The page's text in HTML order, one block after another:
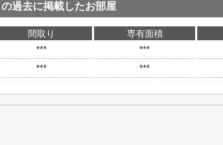
の過去に掲載したお部屋
間取り 専有面積
*** ***
*** ***